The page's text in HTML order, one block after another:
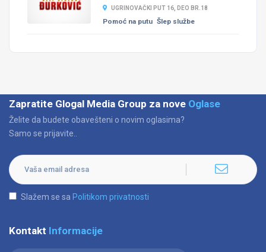
UGRINOVAČKI PUT 16, DEO BR.18
Pomoć na putu Šlep službe
Zapratite Glogal Media Group za nove Oglase
Želite da budete obavešteni o novim oglasima?
Samo se prijavite..
Slažem se sa Politikom privatnosti
Kontakt Informacije